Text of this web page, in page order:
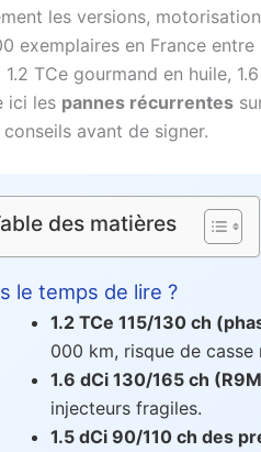
les versions,
exemplaires en France
TCe gourmand en huile,
ici les pannes récurrentes
avant de signer.
des matières
le temps de lire ?
1.2 TCe 115/130 ch
000 km, risque de casse
1.6 dCi 130/165 ch
injecteurs fragiles.
1.5 dCi 90/110 ch des